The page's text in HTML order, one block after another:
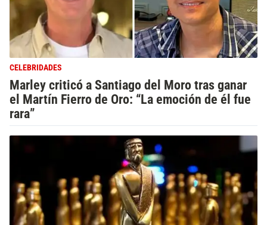
CELEBRIDADES
Marley criticó a Santiago del Moro tras ganar
el Martín Fierro de Oro: “La emoción de él fue
rara”